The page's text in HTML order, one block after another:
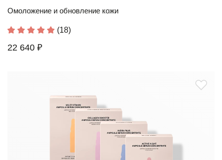
Омоложение и обновление кожи
(18)
22 640 ₽